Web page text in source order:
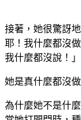
接著，她很驚訝
耶！我什麼都沒
我什麼都沒說！」
她是真什麼都沒
為什麼她不是什